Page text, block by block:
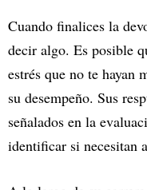
Cuando finalices la
decir algo. Es posible
estrés que no te hayan
su desempeño. Sus
señalados en la
identificar si necesitan